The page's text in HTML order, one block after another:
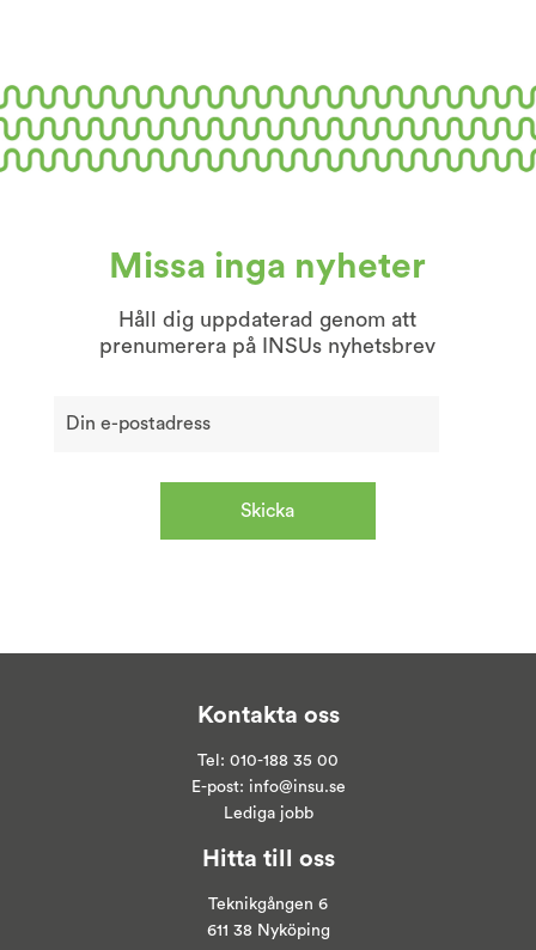
Missa inga nyheter
Håll dig uppdaterad genom att
prenumerera på INSUs nyhetsbrev
Kontakta oss
Tel: 010-188 35 00
E-post: info@insu.se
Lediga jobb
Hitta till oss
Teknikgången 6
611 38 Nyköping